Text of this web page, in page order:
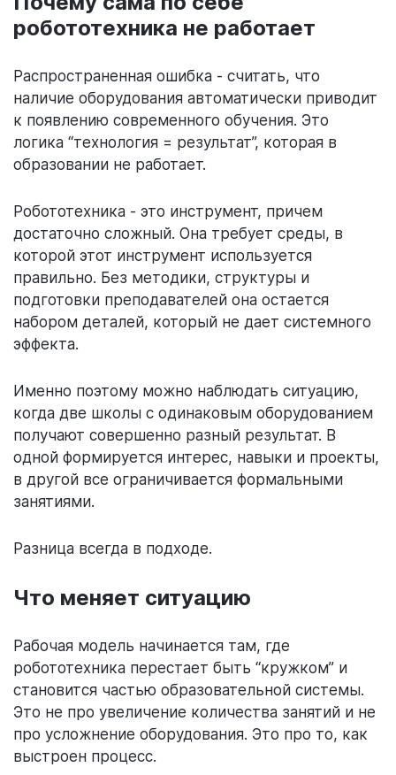
робототехника не работает
Распространенная ошибка - считать, что
наличие оборудования автоматически приводит
к появлению современного обучения. Это
логика “технология = результат”, которая в
образовании не работает.
Робототехника - это инструмент, причем
достаточно сложный. Она требует среды, в
которой этот инструмент используется
правильно. Без методики, структуры и
подготовки преподавателей она остается
набором деталей, который не дает системного
эффекта.
Именно поэтому можно наблюдать ситуацию,
когда две школы с одинаковым оборудованием
получают совершенно разный результат. В
одной формируется интерес, навыки и проекты,
в другой все ограничивается формальными
занятиями.
Разница всегда в подходе.
Что меняет ситуацию
Рабочая модель начинается там, где
робототехника перестает быть “кружком” и
становится частью образовательной системы.
Это не про увеличение количества занятий и не
про усложнение оборудования. Это про то, как
выстроен процесс.